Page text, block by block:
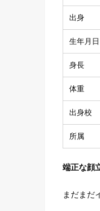
出身
生年月日
身長
体重
出身校
所属
端正な顔
まだまだ